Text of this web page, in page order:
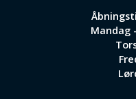
Mandag